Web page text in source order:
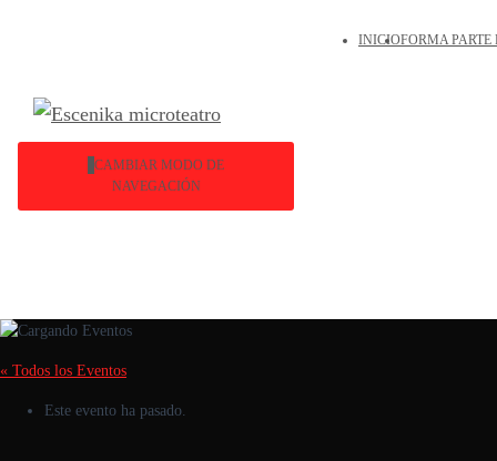
CAMBIAR MODO DE
NAVEGACIÓN
INICIOFORMA
« Todos los Eventos
Este evento ha pasado.